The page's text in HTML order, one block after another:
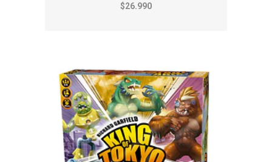
$26.990